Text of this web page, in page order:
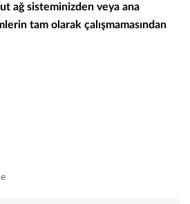
ağ sisteminizden veya ana
tam olarak çalışmamasından